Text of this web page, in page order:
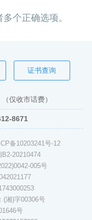
个正确选项。
证书查询
（仅收市话费）
8671
备10203241号-12
20210474
005号
(湘)字00306号
号